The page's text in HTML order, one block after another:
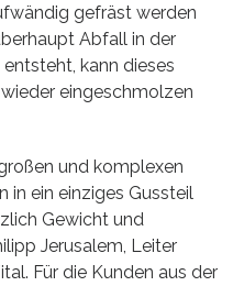
gefräst werden
Abfall in der
kann dieses
eingeschmolzen
und komplexen
in ein einziges Gussteil
Gewicht und
Jerusalem, Leiter
Für die Kunden aus der